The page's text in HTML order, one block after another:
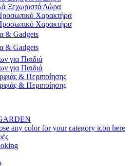
Ξεχωριστά Δώρα
Χαρακτήρα
Χαρακτήρα
& Gadgets
& Gadgets
για Παιδιά
για Παιδιά
& Περιποίησης
& Περιποίησης
any color for your category icon here